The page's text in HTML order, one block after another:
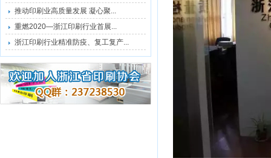
推动印刷业高质量发展 凝心聚...
重燃2020—浙江印刷行业首展...
浙江印刷行业精准防疫、复工复产...